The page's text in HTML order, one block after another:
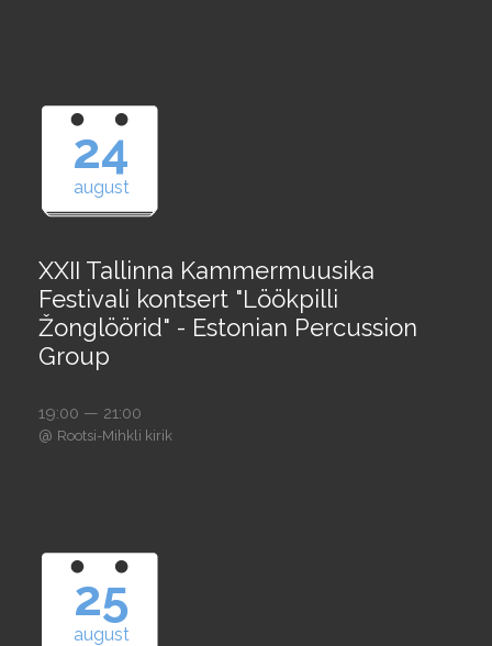
24
august
XXII Tallinna Kammermuusika
Festivali kontsert "Löökpilli
Žonglöörid" - Estonian Percussion
Group
19:00 — 21:00
@ Rootsi-Mihkli kirik
25
august